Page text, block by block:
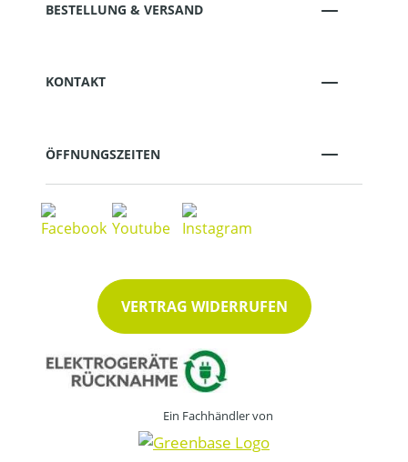
BESTELLUNG & VERSAND
KONTAKT
ÖFFNUNGSZEITEN
VERTRAG WIDERRUFEN
Ein Fachhändler von